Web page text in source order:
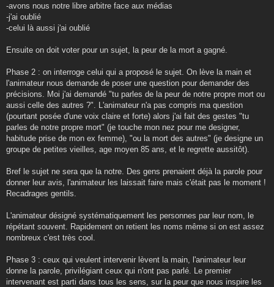
-avons nous notre libre arbitre face aux médias
-j'ai oublié
-celui là aussi j'ai oublié
Ensuite on doit voter pour un sujet, la peur de la mort a gagné.
Phase 2 : on interroge celui qui a proposé le sujet. On lève la main et
l'animateur nous demande de poser une question pour demander des
précisions. Moi j'ai demandé "tu parles de la peur de notre propre mort ou
aussi celle des autres ?". L'animateur n'a pas compris ma question
(pourtant posée d'une voix claire et forte) alors j'ai fait des gestes "tu
parles de notre propre mort" (je touche mon nez pour me designer,
habitude prise de mon ex femme), "ou la mort des autres" (je designe un
groupe de petites vieilles, age moyen 85 ans, et le regrette aussitôt).
Bref le sujet ne sera que la notre. Des gens prenaient déjà la parole pour
donner leur avis, l'animateur les laissait faire mais c'était pas le moment !
Recadrages gentils.
L'animateur désigné systématiquement les personnes par leur nom, le
répétant souvent. Rapidement on retient les noms même si on est assez
nombreux c'est très cool.
Phase 3 : ceux qui veulent intervenir lèvent la main, l'animateur leur
donne la parole, privilégiant ceux qui n'ont pas parlé. Le premier
intervenant est parti dans tous les sens, sur la peur que nous inspire les